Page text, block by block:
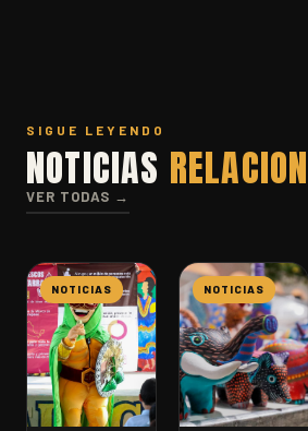
SIGUE LEYENDO
NOTICIAS
VER TODAS →
NOTICIAS NOTICIAS